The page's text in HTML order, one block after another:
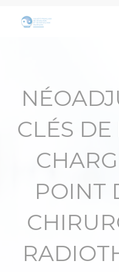
CLÉS
POINT